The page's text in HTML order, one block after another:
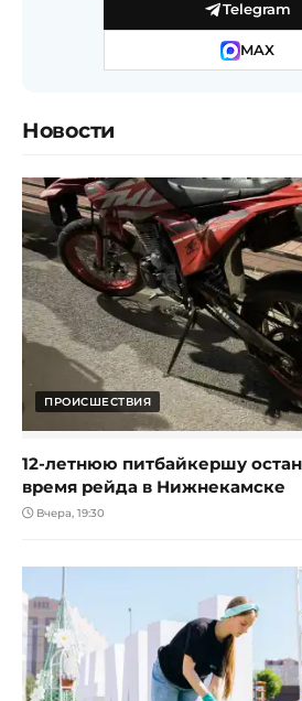
Telegram
MAX
Новости
ПРОИСШЕСТВИЯ
12-летнюю питбайкершу
время рейда в Нижнекамске
Вчера, 19:30